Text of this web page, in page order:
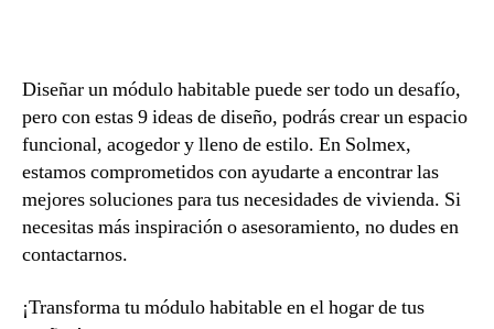
Diseñar un módulo habitable puede ser todo un desafío,
pero con estas 9 ideas de diseño, podrás crear un espacio
funcional, acogedor y lleno de estilo. En Solmex,
estamos comprometidos con ayudarte a encontrar las
mejores soluciones para tus necesidades de vivienda. Si
necesitas más inspiración o asesoramiento, no dudes en
contactarnos.
¡Transforma tu módulo habitable en el hogar de tus